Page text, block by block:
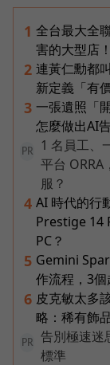
1 全台最大全
害的大型店
2 連黃仁勳都
新定義「有
3 一張遺照「
怎麼做出AI
PR
1 名員工、
平台
服？
4 AI 時代的行
Prestige 14
PC？
5 Gemini
作流程，3
6 皮克敏太多
略：稀有飾
PR
告別極速迷
標準